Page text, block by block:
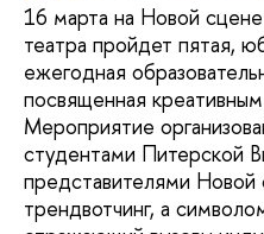
16 марта на Новой
театра пройдет пятая,
ежегодная
посвященная
Мероприятие
студентами Питерской
представителями
трендвотчинг, а